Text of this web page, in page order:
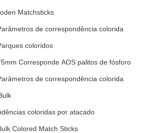
Matchsticks
de correspondência colorida
coloridos
Corresponde AOS palitos de fósforo
de correspondência colorida
coloridas por atacado
Colored Match Sticks